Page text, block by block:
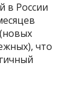
в России
что